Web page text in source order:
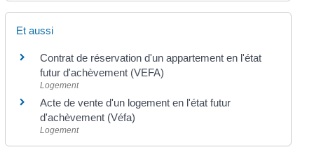
Et aussi
Contrat de réservation d'un appartement en l'état
futur d'achèvement (VEFA)
Logement
Acte de vente d'un logement en l'état futur
d'achèvement (Véfa)
Logement